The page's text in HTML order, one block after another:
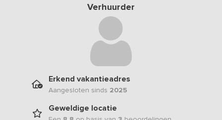
Verhuurder
Erkend vakantieadres
Aangesloten sinds 2025
Geweldige locatie